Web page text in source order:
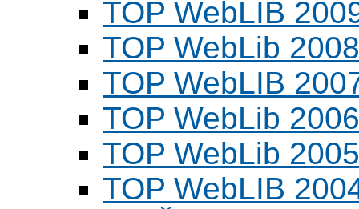
TOP WebLIB
TOP WebLib 2008
TOP WebLIB
TOP WebLib 2006
TOP WebLib 2005
TOP WebLIB